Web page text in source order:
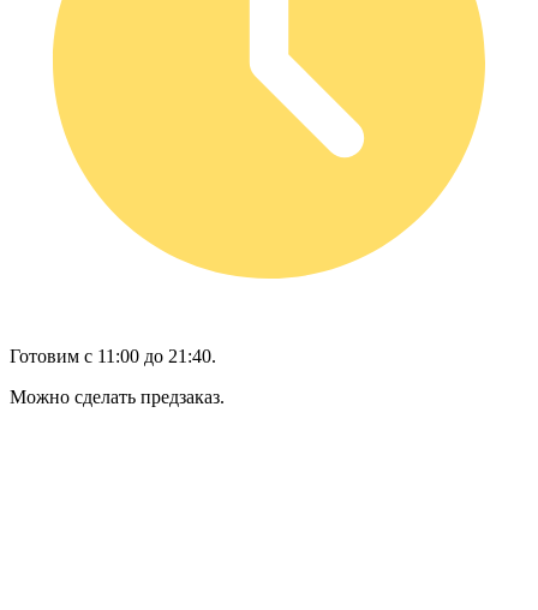
Готовим с 11:00 до 21:40.
Можно сделать предзаказ.